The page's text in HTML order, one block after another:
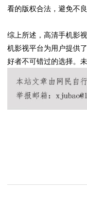
看的版权合法，避免不良
综上所述，高清手机影
机影视平台为用户提供
好者不可错过的选择。